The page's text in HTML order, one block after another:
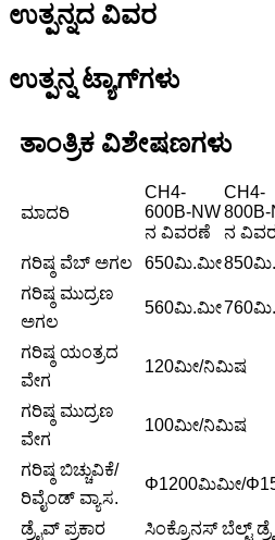
ಉತ್ಪನ್ನದ ವಿವರ
ಉತ್ಪನ್ನ ಟ್ಯಾಗ್‌ಗಳು
ತಾಂತ್ರಿಕ ವಿಶೇಷಣಗಳು
ಮಾದರಿ
CH4-
600B-NW
ನ ವಿವರಣೆ
CH4-
800B-
ನ
ಗರಿಷ್ಠ ವೆಬ್ ಅಗಲ
650ಮಿ.ಮೀ
ಗರಿಷ್ಠ ಮುದ್ರಣ
ಅಗಲ
560ಮಿ.ಮೀ
ಗರಿಷ್ಠ ಯಂತ್ರದ
ವೇಗ
120ಮೀ/ನಿಮಿಷ
ಗರಿಷ್ಠ ಮುದ್ರಣ
ವೇಗ
100ಮೀ/ನಿಮಿಷ
ಗರಿಷ್ಠ ಬಿಚ್ಚುವಿಕೆ/
ರಿವೈಂಡ್ ವ್ಯಾಸ.
Φ1200ಮಿಮೀ/
ಡ್ರೈವ್ ಪ್ರಕಾರ
ಸಿಂಕ್ರೊನಸ್ ಬೆಲ್ಟ್